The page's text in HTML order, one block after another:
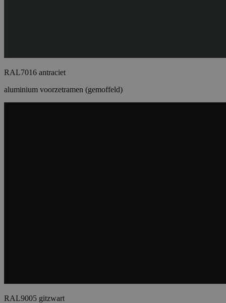
RAL7016 antraciet
aluminium voorzetramen (gemoffeld)
RAL9005 gitzwart